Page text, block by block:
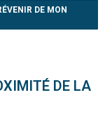
DE MON
DE LA